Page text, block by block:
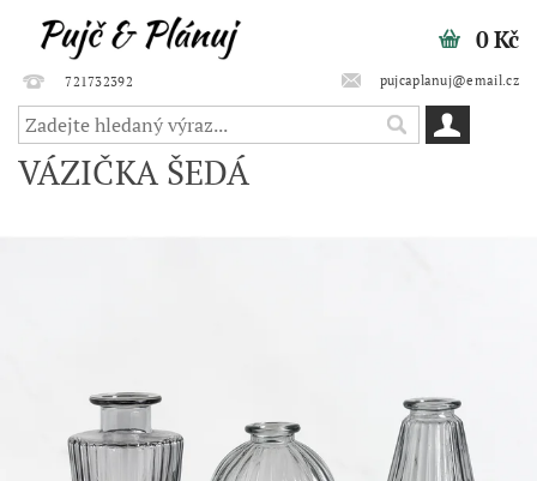
721732392 pujcaplanuj@email.cz
0 Kč
VÁZIČKA ŠEDÁ